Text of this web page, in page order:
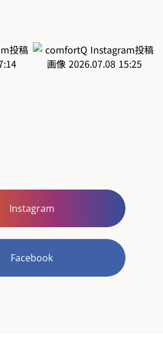
Instagram
Facebook